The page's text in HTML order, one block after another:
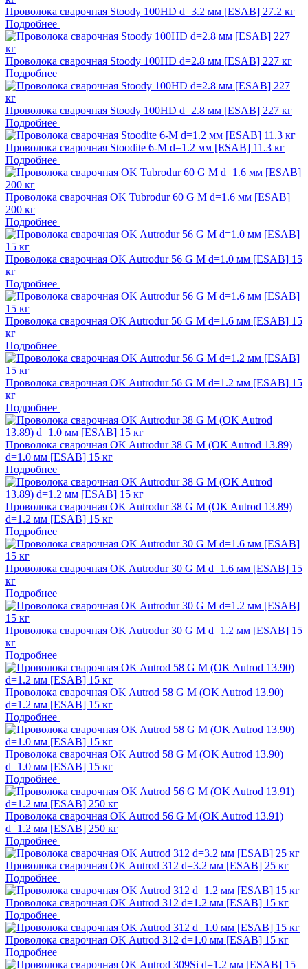
Проволока сварочная Stoody 100HD d=3.2 мм [ESAB] 27.2 кг
Подробнее
Проволока сварочная Stoody 100HD d=2.8 мм [ESAB] 227 кг
Подробнее
Проволока сварочная Stoody 100HD d=2.8 мм [ESAB] 227 кг
Подробнее
Проволока сварочная Stoodite 6-М d=1.2 мм [ESAB] 11.3 кг
Подробнее
Проволока сварочная OK Tubrodur 60 G M d=1.6 мм [ESAB]
200 кг
Подробнее
Проволока сварочная OK Autrodur 56 G М d=1.0 мм [ESAB] 15
кг
Подробнее
Проволока сварочная OK Autrodur 56 G M d=1.6 мм [ESAB] 15
кг
Подробнее
Проволока сварочная OK Autrodur 56 G M d=1.2 мм [ESAB] 15
кг
Подробнее
Проволока сварочная OK Autrodur 38 G М (OK Autrod 13.89)
d=1.0 мм [ESAB] 15 кг
Подробнее
Проволока сварочная OK Autrodur 38 G M (OK Autrod 13.89)
d=1.2 мм [ESAB] 15 кг
Подробнее
Проволока сварочная OK Autrodur 30 G M d=1.6 мм [ESAB] 15
кг
Подробнее
Проволока сварочная OK Autrodur 30 G M d=1.2 мм [ESAB] 15
кг
Подробнее
Проволока сварочная OK Autrod 58 G M (OK Autrod 13.90)
d=1.2 мм [ESAB] 15 кг
Подробнее
Проволока сварочная OK Autrod 58 G M (OK Autrod 13.90)
d=1.0 мм [ESAB] 15 кг
Подробнее
Проволока сварочная OK Autrod 56 G M (OK Autrod 13.91)
d=1.2 мм [ESAB] 250 кг
Подробнее
Проволока сварочная OK Autrod 312 d=3.2 мм [ESAB] 25 кг
Подробнее
Проволока сварочная OK Autrod 312 d=1.2 мм [ESAB] 15 кг
Подробнее
Проволока сварочная OK Autrod 312 d=1.0 мм [ESAB] 15 кг
Подробнее